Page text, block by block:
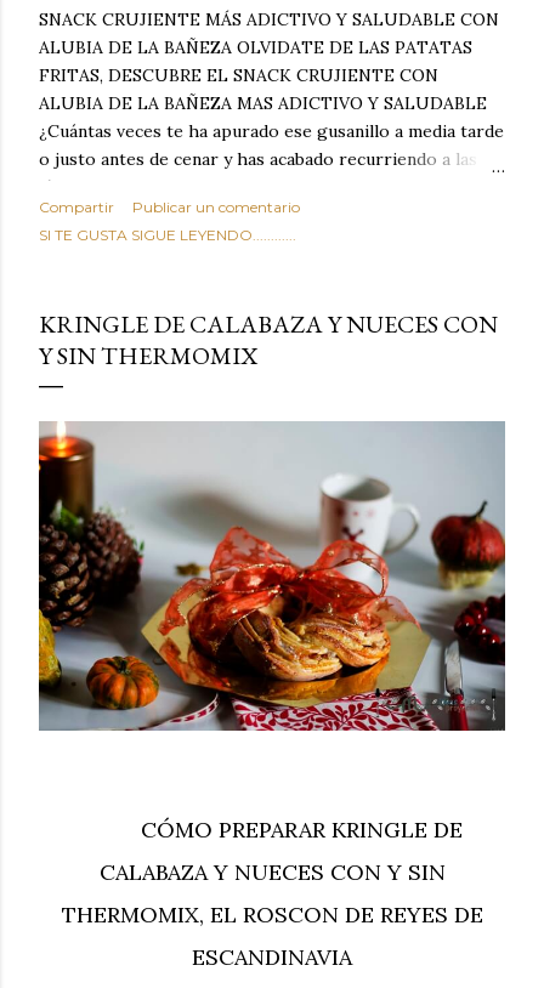
SNACK CRUJIENTE MÁS ADICTIVO Y SALUDABLE CON
ALUBIA DE LA BAÑEZA OLVIDATE DE LAS PATATAS
FRITAS, DESCUBRE EL SNACK CRUJIENTE CON
ALUBIA DE LA BAÑEZA MAS ADICTIVO Y SALUDABLE
¿Cuántas veces te ha apurado ese gusanillo a media tarde
o justo antes de cenar y has acabado recurriendo a las
típicas patatas de bolsa, frutos secos fritos o snacks
ultraprocesados llenos de grasas saturadas y sodio?
Todos hemos estado ahí. Sin embargo, cuidarse no tiene
satisface. Estas alubias crujientes al horno van a cambiar
por completo tu forma de ver las legumbres. Olvídate de
asociar las alubias únicamente a los guisos tradicionales y
revolucionaria, transformaremos un ingrediente tan
humilde como la alubia de La Bañeza en un snack ligero,
dorado, cargado de proteína y 100% natural. Es el
sustituto perfecto a los frutos se...
Compartir
Publicar un comentario
SI TE GUSTA SIGUE LEYENDO............
KRINGLE DE CALABAZA Y NUECES CON
Y SIN THERMOMIX
CÓMO PREPARAR KRINGLE DE
CALABAZA Y NUECES CON Y SIN
THERMOMIX, EL ROSCON DE REYES DE
ESCANDINAVIA